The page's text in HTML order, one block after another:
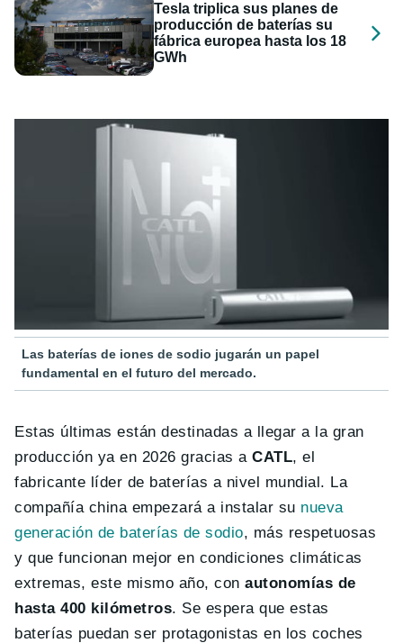
Tesla triplica sus planes de
producción de baterías su
fábrica europea hasta los 18
GWh
Las baterías de iones de sodio jugarán un papel
fundamental en el futuro del mercado.
Estas últimas están destinadas a llegar a la gran
producción ya en 2026 gracias aCATL, el
fabricante líder de baterías a nivel mundial. La
compañía china empezará a instalar su nueva
generación de baterías de sodio, más respetuosas
y que funcionan mejor en condiciones climáticas
extremas, este mismo año, conautonomías de
hasta 400 kilómetros. Se espera que estas
baterías puedan ser protagonistas en los coches